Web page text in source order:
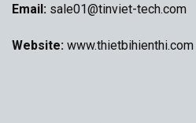
Email: sale01@tinviet-tech.com
Website: www.thietbihienthi.com